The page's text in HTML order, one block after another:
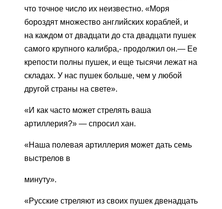
что точное число их неизвестно. «Моря
бороздят множество английских кораблей, и
на каждом от двадцати до ста двадцати пушек
самого крупного калибра,- продолжил он.— Ее
крепости полны пушек, и еще тысячи лежат на
складах. У нас пушек больше, чем у любой
другой страны на свете».
«И как часто может стрелять ваша
артиллерия?» — спросил хан.
«Наша полевая артиллерия может дать семь
выстрелов в
минуту».
«Русские стреляют из своих пушек двенадцать